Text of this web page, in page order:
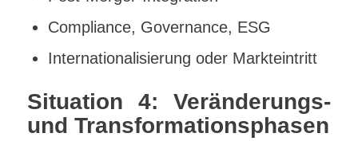
Compliance, Governance, ESG
Internationalisierung oder Markteintritt
Situation 4: Veränderungs-
und Transformationsphasen